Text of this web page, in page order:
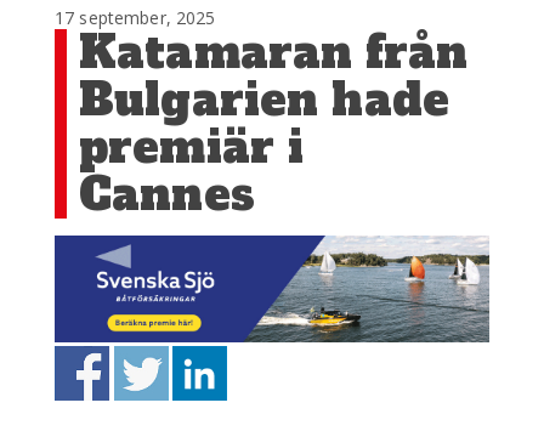
17 september, 2025
Katamaran från
Bulgarien hade
premiär i
Cannes